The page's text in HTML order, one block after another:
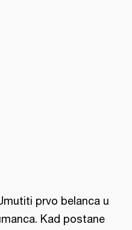
prvo belanca u
Kad postane